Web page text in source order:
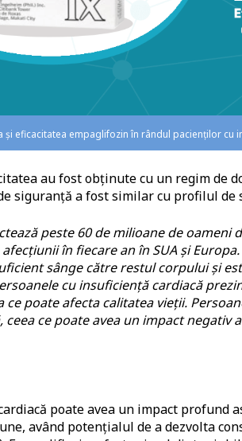
și eficacitatea empaglifozin în rândul pacienților cu
au fost obținute cu un regim de
siguranță a fost similar cu profilul de
peste 60 de milioane de
în fiecare an în SUA și
sânge către restul corpului și
cu insuficiență cardiacă
ce poate afecta calitatea vieții.
ceea ce poate avea un impact negativ
poate avea un impact profund
având potențialul de a dezvolta